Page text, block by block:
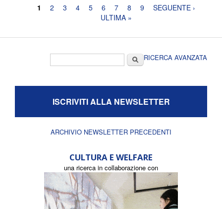
Pagine
1 2 3 4 5 6 7 8 9
SEGUENTE ›
ULTIMA »
CercaRICERCA AVANZATA
ISCRIVITI ALLA NEWSLETTER
ARCHIVIO NEWSLETTER PRECEDENTI
CULTURA E WELFARE
una ricerca in collaborazione con